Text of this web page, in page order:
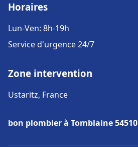
Horaires
Lun-Ven: 8h-19h
Service d'urgence 24/7
Zone intervention
Ustaritz, France
bon plombier à Tomblaine 54510